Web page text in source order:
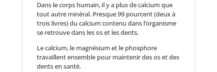
Dans le corps humain, il y a plus de calcium que
tout autre minéral. Presque 99 pourcent (deux à
trois livres) du calcium contenu dans l’organisme
se retrouve dans les os et les dents.
Le calcium, le magnésium et le phosphore
travaillent ensemble pour maintenir des os et des
dents en santé.